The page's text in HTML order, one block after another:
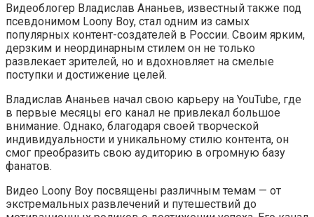
Видеоблогер Владислав Ананьев, известный также под
псевдонимом Loony Boy, стал одним из самых
популярных контент-создателей в России. Своим ярким,
дерзким и неординарным стилем он не только
развлекает зрителей, но и вдохновляет на смелые
поступки и достижение целей.
Владислав Ананьев начал свою карьеру на YouTube, где
в первые месяцы его канал не привлекал большое
внимание. Однако, благодаря своей творческой
индивидуальности и уникальному стилю контента, он
смог преобразить свою аудиторию в огромную базу
фанатов.
Видео Loony Boy посвящены различным темам — от
экстремальных развлечений и путешествий до